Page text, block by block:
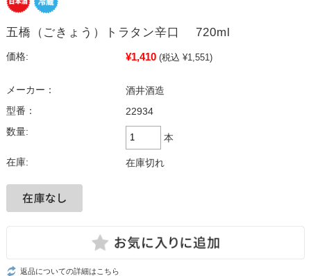
五橋（ごきょう）トラタン辛口 720ml
価格: ¥1,410 (税込 ¥1,551)
メーカー：
酒井酒造
型番：
22934
数量:
本
在庫: 在庫切れ
返品についての詳細はこちら